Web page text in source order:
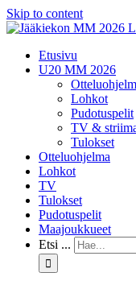
Skip to content
Etusivu
U20 MM 2026
Lohkot
Pudotuspelit
TV &
Tulokset
Otteluohjelma
Lohkot
TV
Tulokset
Pudotuspelit
Maajoukkueet
Etsi ...